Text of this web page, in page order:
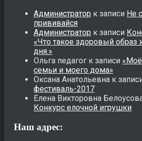
Администратор к записи Не
прививайся
Администратор к записи
«Что такое здоровый
дня.»
Ольга педагог к записи
семьи и моего дома»
Оксана Анатольевна к
фестиваль-2017
Елена Викторовна
Конкурс елочной игрушки
Наш адрес: